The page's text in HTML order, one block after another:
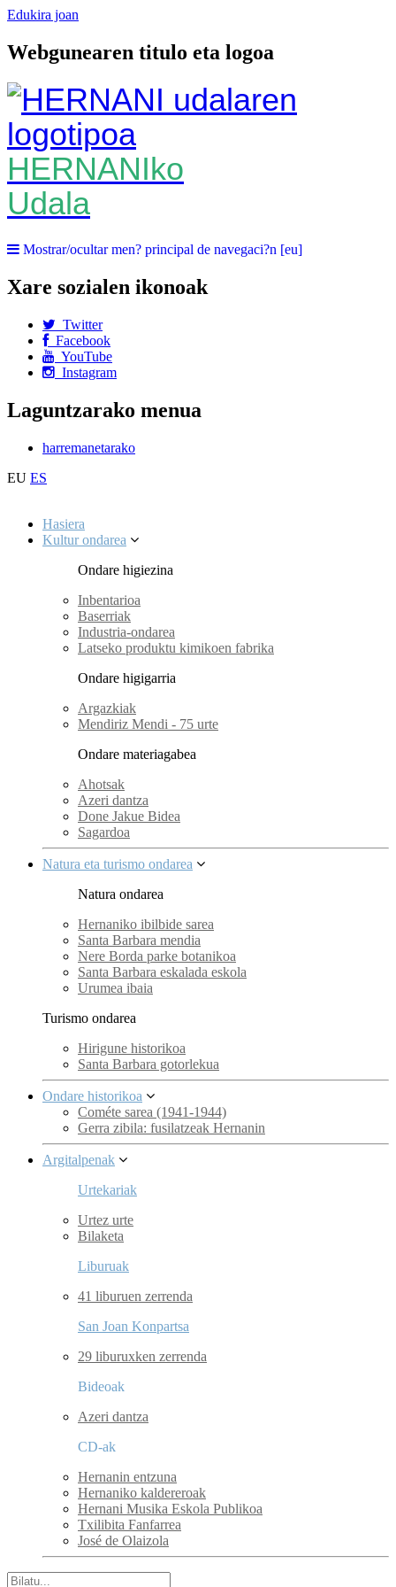
Edukira joan
Webgunearen titulo eta logoa
HERNANIko
Udala
Mostrar/ocultar men? principal de navegaci?n [eu]
Xare sozialen ikonoak
Twitter
Facebook
YouTube
Instagram
Laguntzarako menua
harremanetarako
EU ES
Hasiera
Kultur ondarea
Ondare higiezina
Inbentarioa
Baserriak
Industria-ondarea
Latseko produktu kimikoen fabrika
Ondare higigarria
Argazkiak
Mendiriz Mendi - 75 urte
Ondare materiagabea
Ahotsak
Azeri dantza
Done Jakue Bidea
Sagardoa
Natura eta turismo ondarea
Natura ondarea
Hernaniko ibilbide sarea
Santa Barbara mendia
Nere Borda parke botanikoa
Santa Barbara eskalada eskola
Urumea ibaia
Turismo ondarea
Hirigune historikoa
Santa Barbara gotorlekua
Ondare historikoa
Cométe sarea (1941-1944)
Gerra zibila: fusilatzeak Hernanin
Argitalpenak
Urtekariak
Urtez urte
Bilaketa
Liburuak
41 liburuen zerrenda
San Joan Konpartsa
29 liburuxken zerrenda
Bideoak
Azeri dantza
CD-ak
Hernanin entzuna
Hernaniko kaldereroak
Hernani Musika Eskola Publikoa
Txilibita Fanfarrea
José de Olaizola